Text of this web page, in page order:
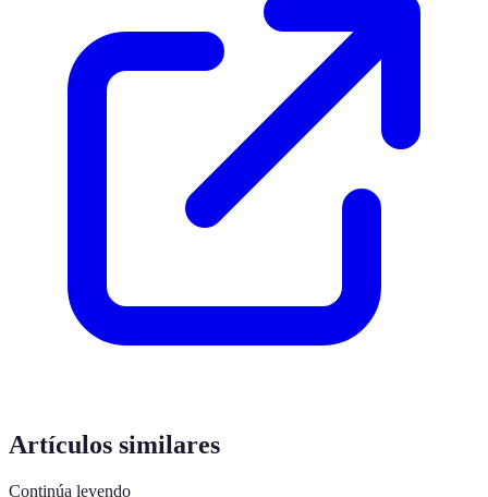
Artículos similares
Continúa leyendo